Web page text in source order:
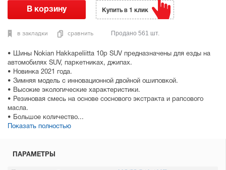
• Шины Nokian Hakkapeliitta 10p SUV предназначены для езды на
автомобилях SUV, паркетниках, джипах.
• Новинка 2021 года.
• Зимняя модель с инновационной двойной ошиповкой.
• Высокие экологические характеристики.
• Резиновая смесь на основе соснового экстракта и рапсового
масла.
• Большое количество...
Показать полностью
в закладки сравнить
Купить в 1 клик
Продано 561 шт.
ПАРАМЕТРЫ